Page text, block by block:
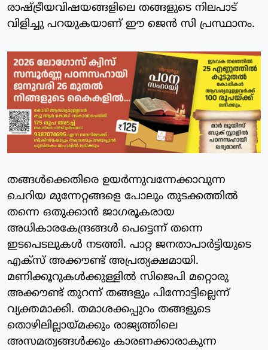
രാഷ്ട്രീയവിഷയങ്ങളിലെ തങ്ങളുടെ നിലപാട്
വിളിച്ചു പറയുകയാണ് ഈ ജെൻ സി പ്രസ്ഥാനം.
തങ്ങൾക്കെതിരെ ഉയർന്നുവന്നേക്കാവുന്ന
ചെറിയ മുന്നേറ്റങ്ങളെ പോലും തുടക്കത്തിൽ
തന്നെ ഒതുക്കാൻ ജാഗരൂകരായ
അധികാരകേന്ദ്രങ്ങൾ പെട്ടെന്ന് തന്നെ
ഇടപെടലുകൾ നടത്തി. പാറ്റ ജനതാപാർട്ടിയുടെ
എക്സ‌് അക്കൗണ്ട് അപ്രത്യക്ഷമായി.
മണിക്കൂറുകൾക്കുള്ളിൽ സിജെപി മറ്റൊരു
അക്കൗണ്ട് തുറന്ന് തങ്ങളും പിന്നോട്ടില്ലെന്ന്
വ്യക്തമാക്കി. തമാശക്കപ്പുറം തങ്ങളുടെ
തൊഴിലില്ലായ്മക്കും രാജ്യത്തിലെ
അസമത്വങ്ങൾക്കും കാരണക്കാരാകുന്ന